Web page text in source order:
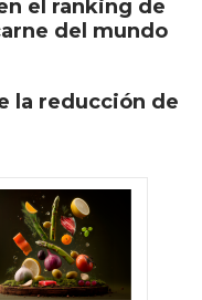
el ranking de
del mundo
la reducción de